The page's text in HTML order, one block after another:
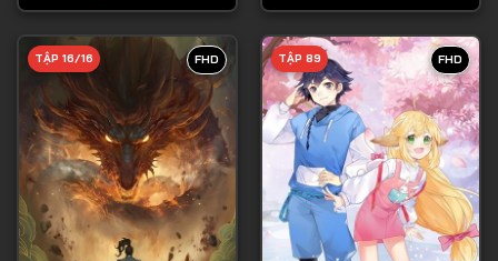
Tập 17
Tập 18
Tập 19
Tập 20
Tập 21
Tập 22
Tập 23
FHD
TẬP 16/16 FHD
TẬP 89